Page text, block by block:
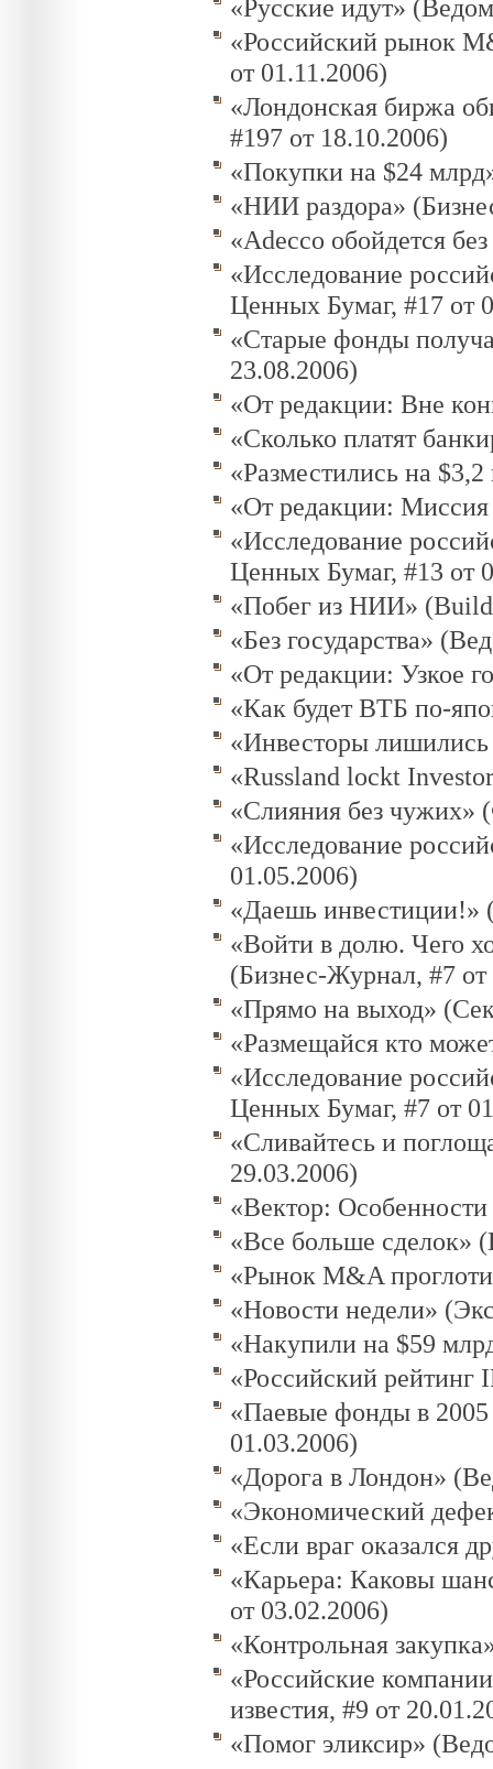
«Русские идут»
«Российский рынок
от 01.11.2006)
«Лондонская биржа
#197 от 18.10.2006)
«Покупки на $24
«НИИ раздора»
«Adecco обойдется
«Исследование
Ценных Бумаг, #17 от
«Старые фонды
23.08.2006)
«От редакции: Вне
«Сколько платят
«Разместились на
«От редакции:
«Исследование
Ценных Бумаг, #13 от
«Побег из НИИ»
«Без государства»
«От редакции: Узкое
«Как будет ВТБ по-
«Инвесторы лишились
«Russland lockt
«Слияния без чужих»
«Исследование
01.05.2006)
«Даешь инвестиции!»
«Войти в долю. Чего
(Бизнес-Журнал, #7 от
«Прямо на выход»
«Размещайся кто
«Исследование
Ценных Бумаг, #7 от
«Сливайтесь и
29.03.2006)
«Вектор:
«Все больше сделок»
«Рынок M&A
«Новости недели»
«Накупили на $59
«Российский рейтинг
«Паевые фонды в 2005
01.03.2006)
«Дорога в Лондон»
«Экономический
«Если враг оказался
«Карьера: Каковы
от 03.02.2006)
«Контрольная
«Российские
известия, #9 от
«Помог эликсир»